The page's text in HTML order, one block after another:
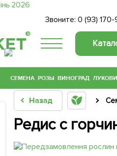
Звоните:0 (93)
®
СЕМЕНА РОЗЫ ВИНОГРАД
Назад
Редис с